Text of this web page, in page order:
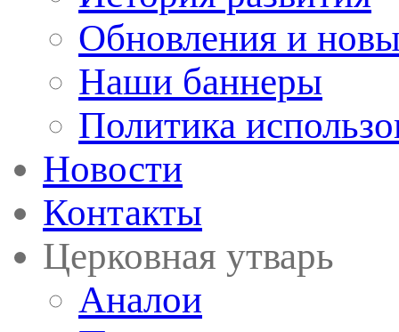
Обновления и
Наши баннеры
Политика
Новости
Контакты
Церковная утварь
Аналои